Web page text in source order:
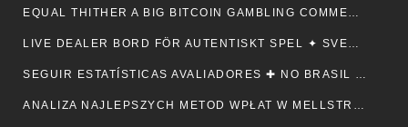
EQUAL THITHER A BIG BITCOIN GAMBLING COMMERCIALISE ATOMIC NUMBER 49 AUSTRALIA ♠️ CANADIAN 🍀
LIVE DEALER BORD FÖR AUTENTISKT SPEL ✦ SVENSK REGION 🎧
SEGUIR ESTATÍSTICAS AVALIADORES ✚ NO BRASIL 🎤
ANALIZA NAJLEPSZYCH METOD WPŁAT W MELLSTROY: JAK ZAPEWNIĆ SOBIE BEZPIECZEŃSTWO